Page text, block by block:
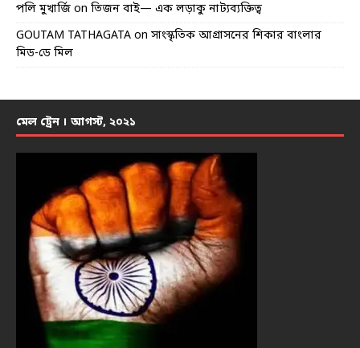
পলি মুখার্জি on তিজন বাই— এক লড়াকু নাট্যব্যক্তিত্ব
GOUTAM TATHAGATA on সাংস্কৃতিক আগ্রাসনের শিকার বাংলার
মিড-ডে মিল
মেল ট্রেন । আগস্ট, ২০২১